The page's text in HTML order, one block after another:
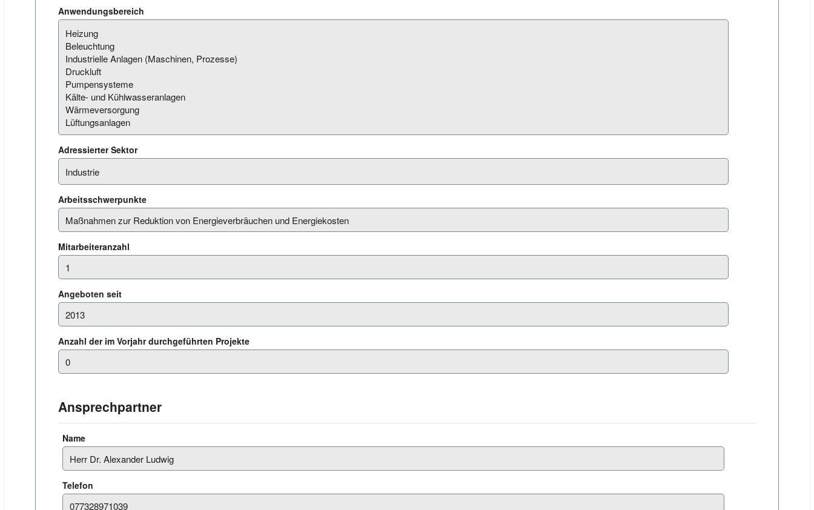
Anwendungsbereich
Adressierter Sektor
Arbeitsschwerpunkte
Mitarbeiteranzahl
Angeboten seit
Anzahl der im Vorjahr durchgeführten Projekte
Ansprechpartner
Name
Telefon